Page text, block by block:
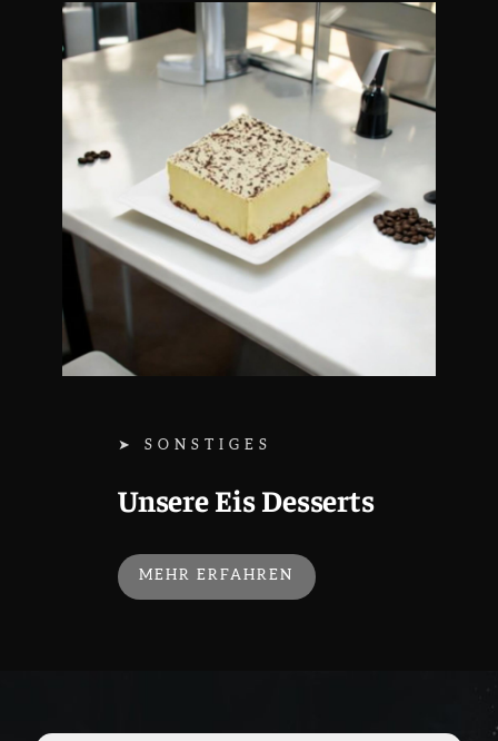
➤ SONSTIGES
Unsere Eis Desserts
MEHR ERFAHREN